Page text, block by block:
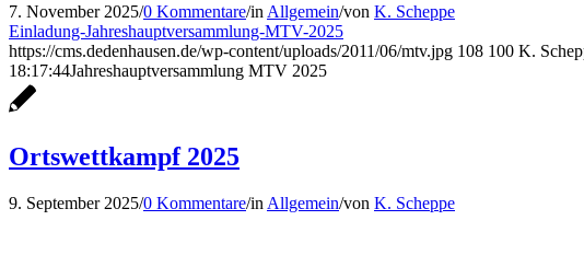
7. November 2025/0 Kommentare/in Allgemein/von K. Scheppe
Einladung-Jahreshauptversammlung-MTV-2025
https://cms.dedenhausen.de/wp-content/uploads/2011/06/mtv.jpg 108 100 K.
18:17:44Jahreshauptversammlung MTV 2025
Ortswettkampf 2025
9. September 2025/0 Kommentare/in Allgemein/von K. Scheppe